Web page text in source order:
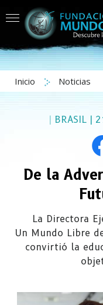
Inicio Noticias
|BRASIL |
De la
La Directora
Un Mundo Libre
convirtió la